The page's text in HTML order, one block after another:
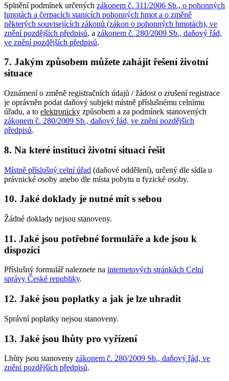
Splnění podmínek určených zákonem č. 311/2006 Sb., o pohonných
hmotách a čerpacích stanicích pohonných hmot a o změně
některých souvisejících zákonů (zákon o pohonných hmotách), ve
znění pozdějších předpisů, a zákonem č. 280/2009 Sb., daňový řád,
ve znění pozdějších předpisů.
7. Jakým způsobem můžete zahájit řešení životní
situace
Oznámení o změně registračních údajů / žádost o zrušení registrace
je oprávněn podat daňový subjekt místně příslušnému celnímu
úřadu, a to elektronicky způsobem a za podmínek stanovených
zákonem č. 280/2009 Sb., daňový řád, ve znění pozdějších
předpisů.
8. Na které instituci životní situaci řešit
Místně příslušný celní úřad (daňové oddělení), určený dle sídla u
právnické osoby anebo dle místa pobytu u fyzické osoby.
10. Jaké doklady je nutné mít s sebou
Žádné doklady nejsou stanoveny.
11. Jaké jsou potřebné formuláře a kde jsou k
dispozici
Příslušný formulář naleznete na internetových stránkách Celní
správy České republiky.
12. Jaké jsou poplatky a jak je lze uhradit
Správní poplatky nejsou stanoveny.
13. Jaké jsou lhůty pro vyřízení
Lhůty jsou stanoveny zákonem č. 280/2009 Sb., daňový řád, ve
znění pozdějších předpisů.